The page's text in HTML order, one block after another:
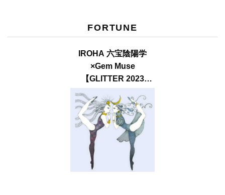
FORTUNE
IROHA 六宝陰陽学
×Gem Muse
【GLITTER 2023
SUMMER issue】